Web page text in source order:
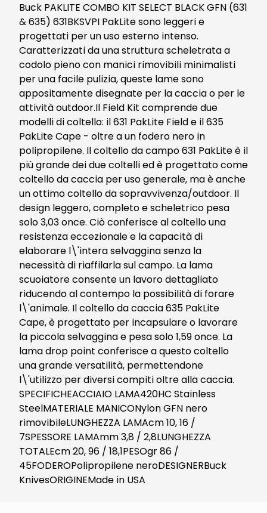
Buck PAKLITE COMBO KIT SELECT BLACK GFN (631
& 635) 631BKSVPI PakLite sono leggeri e
progettati per un uso esterno intenso.
Caratterizzati da una struttura scheletrata a
codolo pieno con manici rimovibili minimalisti
per una facile pulizia, queste lame sono
appositamente disegnate per la caccia o per le
attività outdoor.Il Field Kit comprende due
modelli di coltello: il 631 PakLite Field e il 635
PakLite Cape - oltre a un fodero nero in
polipropilene. Il coltello da campo 631 PakLite è il
più grande dei due coltelli ed è progettato come
coltello da caccia per uso generale, ma è anche
un ottimo coltello da sopravvivenza/outdoor. Il
design leggero, completo e scheletrico pesa
solo 3,03 once. Ciò conferisce al coltello una
resistenza eccezionale e la capacità di
elaborare l\'intera selvaggina senza la
necessità di riaffilarla sul campo. La lama
scuoiatore consente un lavoro dettagliato
riducendo al contempo la possibilità di forare
l\'animale. Il coltello da caccia 635 PakLite
Cape, è progettato per incapsulare o lavorare
la piccola selvaggina e pesa solo 1,59 once. La
lama drop point conferisce a questo coltello
una grande versatilità, permettendone
l\'utilizzo per diversi compiti oltre alla caccia.
SPECIFICHEACCIAIO LAMA420HC Stainless
SteelMATERIALE MANICONylon GFN nero
rimovibileLUNGHEZZA LAMAcm 10, 16 /
7SPESSORE LAMAmm 3,8 / 2,8LUNGHEZZA
TOTALEcm 20, 96 / 18,1PESOgr 86 /
45FODEROPolipropilene neroDESIGNERBuck
KnivesORIGINEMade in USA